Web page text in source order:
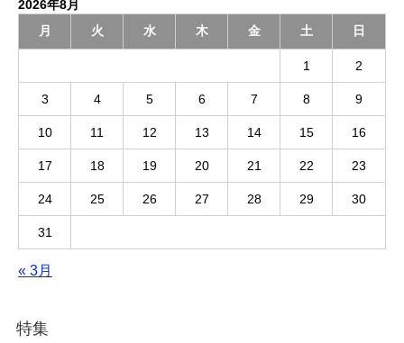
2026年8月
月
火 水 木 金 土 日
1 2
3 4 5 6 7 8 9
10 11 12 13 14 15 16
17 18 19 20 21 22 23
24 25 26 27 28 29 30
31
« 3月
特集